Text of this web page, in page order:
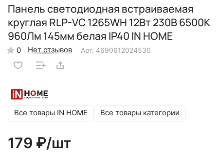
Панель светодиодная встраиваемая
круглая RLP-VC 1265WH 12Вт 230В 6500К
960Лм 145мм белая IP40 IN HOME
0 Нет отзывов Арт. 4690612024530
Все товары IN HOME Все товары категории
179 ₽/шт